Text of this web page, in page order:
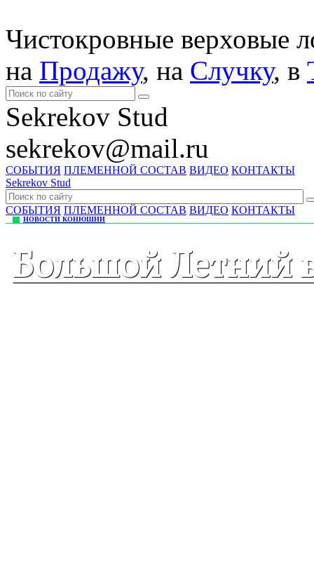
Чистокровные верховые
на Продажу, на Случку, в
Sekrekov Stud
sekrekov@mail.ru
СОБЫТИЯ ПЛЕМЕННОЙ СОСТАВ ВИДЕО КОНТАКТЫ
Sekrekov Stud
СОБЫТИЯ ПЛЕМЕННОЙ СОСТАВ ВИДЕО КОНТАКТЫ
НОВОСТИ КОНЮШНИ
Большой Летний